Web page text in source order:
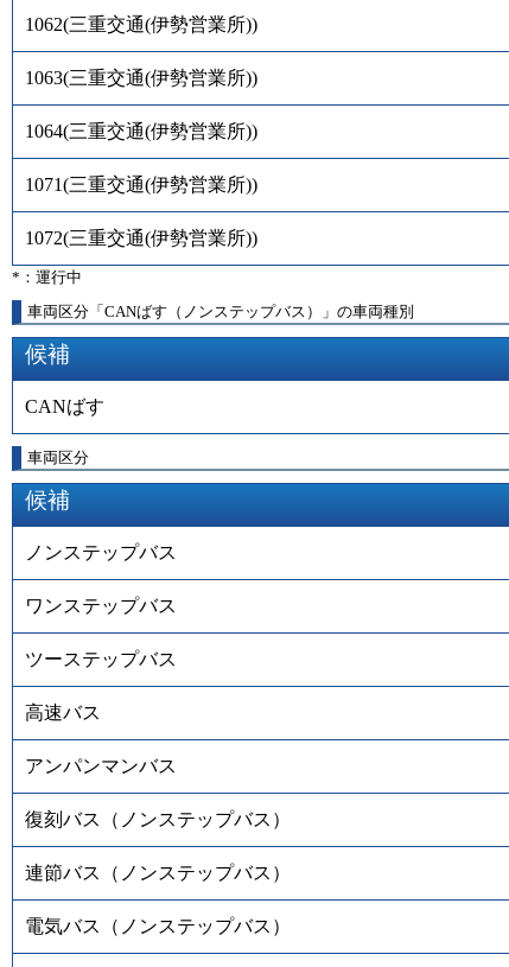
1062(三重交通(伊勢営業所))
1063(三重交通(伊勢営業所))
1064(三重交通(伊勢営業所))
1071(三重交通(伊勢営業所))
1072(三重交通(伊勢営業所))
*：運行中
車両区分「CANばす（ノンステップバス）」の車両種別
候補
CANばす
車両区分
候補
ノンステップバス
ワンステップバス
ツーステップバス
高速バス
アンパンマンバス
復刻バス（ノンステップバス）
連節バス（ノンステップバス）
電気バス（ノンステップバス）